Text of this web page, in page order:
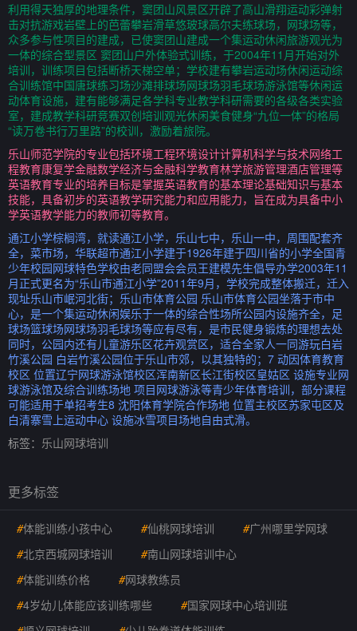
利用得天独厚的地理条件，窦团山风景区开辟了高山滑翔运动彩弹射
击对抗游戏岩壁上的芭蕾攀岩滑草悠玻球高尔夫练球场，网球场等，
众多参与性项目的建成，已使窦团山建成一个集运动休闲旅游观光为
一体的综合型景区 窦团山户外体验式训练，于2004年11月开始对外
培训，训练项目包括断桥天梯空单；学校建有攀岩运动场休闲运动综
合训练馆中国唐球练习场沙滩排球场网球场羽毛球场游泳馆等休闲运
动体育设施，建有能够满足各学科专业教学科研需要的各级各类实验
室，建成教学科研竞赛双创培训观光休闲美食健身“九位一体”的格局
“读万卷书行万里路”的校训，激励着旅院。
乐山师范学院的专业包括环境工程环境设计计算机科学与技术网络工
程教育康复学金融数学经济与金融科学教育林学旅游管理酒店管理等
英语教育专业的培养目标是掌握英语教育的基本理论基础知识与基本
技能，具备初步的英语教学研究能力和应用能力，旨在成为具备中小
学英语教学能力的教师初等教育。
通江小学棕榈湾，就读通江小学，乐山七中，乐山一中，周围配套齐
全，菜市场，华联超市通江小学建于1926年建于四川省的小学全国青
少年校园网球特色学校由老同盟会会员王建模先生倡导办学2003年11
月正式更名为“乐山市通江小学”2011年9月，学校完成整体搬迁，迁入
现址乐山市岷河北街；乐山市体育公园 乐山市体育公园坐落于市中
心，是一个集运动休闲娱乐于一体的综合性场所公园内设施齐全，足
球场篮球场网球场羽毛球场等应有尽有，是市民健身锻炼的理想去处
同时，公园内还有儿童游乐区花卉观赏区，适合全家人一同游玩白岩
竹溪公园 白岩竹溪公园位于乐山市郊，以其独特的；7 动因体育教育
校区 位置辽宁网球游泳馆校区浑南新区长江街校区皇姑区 设施专业网
球游泳馆及综合训练场地 项目网球游泳等青少年体育培训，部分课程
可能适用于单招考生8 沈阳体育学院合作场地 位置主校区苏家屯区及
白清寨雪上运动中心 设施冰雪项目场地自由式滑。
标签： 乐山网球培训
更多标签
#体能训练小孩中心 #仙桃网球培训 #广州哪里学网球
#北京西城网球培训 #南山网球培训中心
#体能训练价格 #网球教练员
#4岁幼儿体能应该训练哪些 #国家网球中心培训班